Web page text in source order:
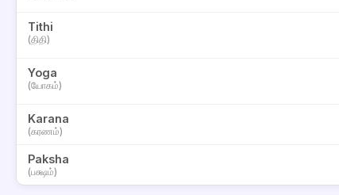
Tithi
(திதி)
Yoga
(யோகம்)
Karana
(கரணம்)
Paksha
(பக்ஷம்)